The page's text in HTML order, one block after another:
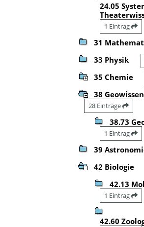
24.05
1 Eintrag
31
33 Physik
35 Chemie
38
28 Einträge
38.73
1 Eintrag
39
42 Biologie
42.13
1 Eintrag
42.60